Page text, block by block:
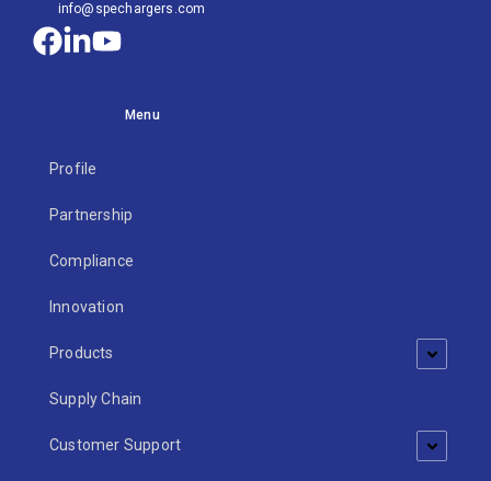
info@spechargers.com
Menu
Profile
Partnership
Compliance
Innovation
Products
Supply Chain
Customer Support